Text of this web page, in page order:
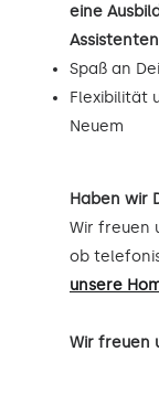
eine
Spaß an
Flexibilität
Neuem
Haben wir
Wir freuen
ob
unsere
Wir freuen